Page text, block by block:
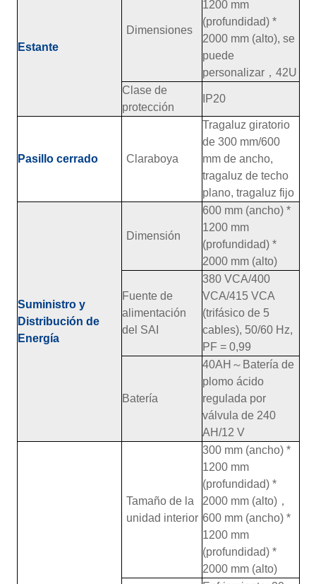
Estante
Dimensiones
1200 mm
(profundidad) *
2000 mm (alto), se
puede
personalizar， 42U
Clase de
protección
IP20
Pasillo cerrado Claraboya
Tragaluz giratorio
de 300 mm/600
mm de ancho,
tragaluz de techo
plano, tragaluz fijo
Suministro y
Distribución de
Energía
Dimensión
600 mm (ancho) *
1200 mm
(profundidad) *
2000 mm (alto)
Fuente de
alimentación
del SAI
380 VCA/400
VCA/415 VCA
(trifásico de 5
cables), 50/60 Hz,
PF = 0,99
Batería
40AH ～ Batería de
plomo ácido
regulada por
válvula de 240
AH/12 V
Tamaño de la
unidad interior
300 mm (ancho) *
1200 mm
(profundidad) *
2000 mm (alto)，
600 mm (ancho) *
1200 mm
(profundidad) *
2000 mm (alto)